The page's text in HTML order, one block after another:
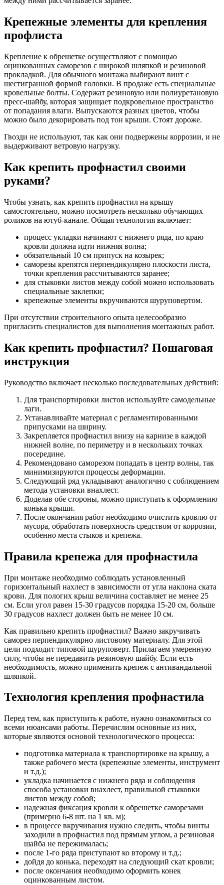
Крепежные элементы для крепления
профлиста
Крепление к обрешетке осуществляют с помощью
оцинкованных саморезов с широкой шляпкой и резиновой
прокладкой. Для обычного монтажа выбирают винт с
шестигранной формой головки. В продаже есть специальные
кровельные болты. Содержат резиновую или полиуретановую
пресс-шайбу, которая защищает подкровельное пространство
от попадания влаги. Выпускаются разных цветов, чтобы
можно было декорировать под тон крыши. Стоят дороже.
Гвозди не используют, так как они подвержены коррозии, и не
выдерживают ветровую нагрузку.
Как крепить профнастил своими
руками?
Чтобы узнать, как крепить профнастил на крышу
самостоятельно, можно посмотреть несколько обучающих
роликов на ютуб-канале. Общая технология включает:
процесс укладки начинают с нижнего ряда, по краю
кровли должна идти нижняя волна;
обязательный 10 см припуск на козырек;
саморезы крепятся перпендикулярно плоскости листа,
точки крепления рассчитываются заранее;
для стыковки листов между собой можно использовать
специальные заклепки;
крепежные элементы вкручиваются шуруповертом.
При отсутствии строительного опыта целесообразно
пригласить специалистов для выполнения монтажных работ.
Как крепить профнастил? Пошаговая
инструкция
Руководство включает несколько последовательных действий:
Для транспортировки листов используйте самодельные
лаги.
Устанавливайте материал с регламентированными
припусками на ширину.
Закрепляется профнастил внизу на карнизе в каждой
нижней волне, по периметру и в нескольких точках
посередине.
Рекомендовано саморезом попадать в центр волны, так
минимизируются процессы деформации.
Следующий ряд укладывают аналогично с соблюдением
метода установки внахлест.
Доделав обе стороны, можно приступать к оформлению
конька крыши.
После окончания работ необходимо очистить кровлю от
мусора, обработать поверхность средством от коррозии,
особенно места стыков и крепежа.
Правила крепежа для профнастила
При монтаже необходимо соблюдать установленный
горизонтальный нахлест в зависимости от угла наклона ската
крови. Для пологих крыш величина составляет не менее 25
см. Если угол равен 15-30 градусов порядка 15-20 см, больше
30 градусов нахлест должен быть не менее 10 см.
Как правильно крепить профнастил? Важно закручивать
саморез перпендикулярно листовому материалу. Для этой
цели подходит типовой шуруповерт. Прилагаем умеренную
силу, чтобы не передавить резиновую шайбу. Если есть
необходимость, можно применить крепеж с антивандальной
шляпкой.
Технология крепления профнастила
Перед тем, как приступить к работе, нужно ознакомиться со
всеми нюансами работы. Перечислим основные из них,
которые являются основой технологического процесса:
подготовка материала к транспортировке на крышу, а
также рабочего места (крепежные элементы, инструмент
и т.д.);
укладка начинается с нижнего ряда и соблюдения
способа установки внахлест, правильной стыковки
листов между собой;
надежная фиксация кровли к обрешетке саморезами
(примерно 6-8 шт. на 1 кв. м);
в процессе вкручивания нужно следить, чтобы винты
заходили в профнастил под прямым углом, а резиновая
шайба не пережималась;
после 1-го ряда приступают ко второму и т.д.;
дойдя до конька, переходят на следующий скат кровли;
после окончания необходимо оформить конек
оцинкованным листом.